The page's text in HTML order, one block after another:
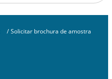
/ Solicitar brochura de amostra